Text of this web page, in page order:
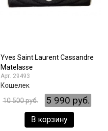
Yves Saint Laurent Cassandre
Matelasse
29493
Кошелек
10 500 руб.
5 990 руб.
В корзину